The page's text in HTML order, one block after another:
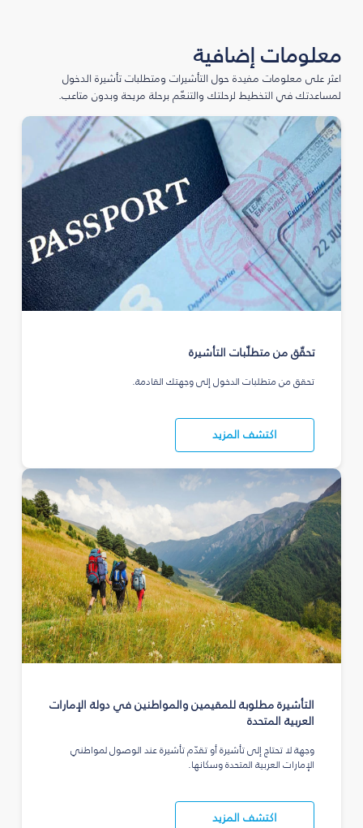
معلومات إضافية
اعثر على معلومات مفيدة حول التأشيرات ومتطلبات تأشيرة الدخول
لمساعدتك في التخطيط لرحلتك والتنعّم برحلة مريحة وبدون متاعب.
تحقّق من متطلّبات التأشيرة
تحقق من متطلبات الدخول إلى وجهتك القادمة.
اكتشف المزيد
التأشيرة مطلوبة للمقيمين والمواطنين في دولة الإمارات
العربية المتحدة
وجهة لا تحتاج إلى تأشيرة أو تقدّم تأشيرة عند الوصول لمواطني
الإمارات العربية المتحدة وسكانها.
اكتشف المزيد